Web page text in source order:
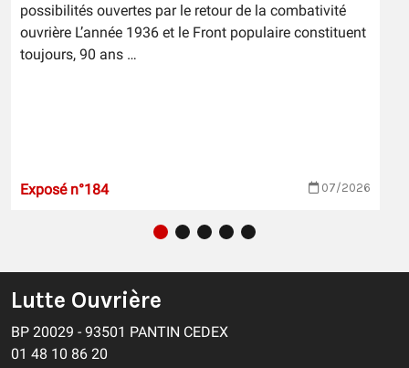
possibilités ouvertes par le retour de la combativité
ouvrière L’année 1936 et le Front populaire constituent
toujours, 90 ans …
Exposé n°184 07/2026
Lutte Ouvrière
BP 20029 - 93501 PANTIN CEDEX
01 48 10 86 20